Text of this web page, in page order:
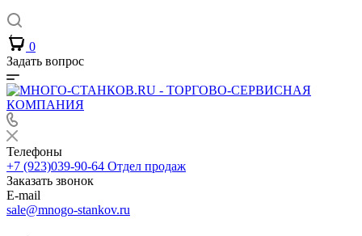
0
Задать вопрос
Телефоны
+7 (923)039-90-64 Отдел продаж
Заказать звонок
E-mail
sale@mnogo-stankov.ru